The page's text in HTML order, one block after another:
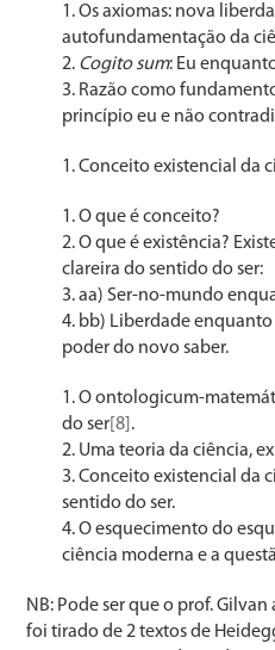
Os axiomas: nova
autofundamentação da
Cogito sum: Eu
Razão como
princípio eu e não
Conceito existencial da
O que é conceito?
O que é existência?
clareira do sentido do ser:
aa) Ser-no-mundo
bb) Liberdade
poder do novo saber.
O ontologicum-
do ser [8] .
Uma teoria da ciência,
Conceito existencial da
sentido do ser.
O esquecimento do
ciência moderna e a
NB: Pode ser que o prof.
foi tirado de 2 textos de